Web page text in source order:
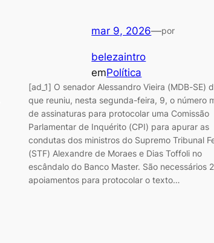
mar 9, 2026—por
belezaintro
emPolítica
[ad_1] O senador Alessandro Vieira (MDB-SE)
que reuniu, nesta segunda-feira, 9, o número
de assinaturas para protocolar uma Comissão
Parlamentar de Inquérito (CPI) para apurar as
condutas dos ministros do Supremo Tribunal
(STF) Alexandre de Moraes e Dias Toffoli no
escândalo do Banco Master. São necessários
apoiamentos para protocolar o texto…